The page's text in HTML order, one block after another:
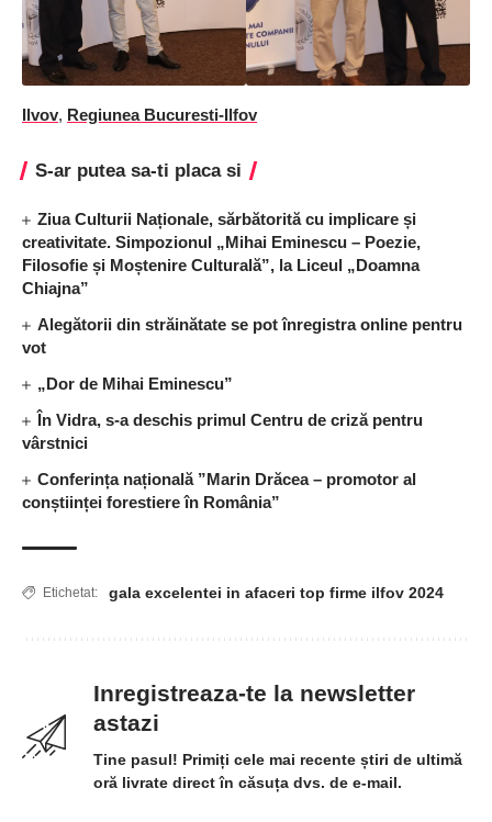
Ilvov, Regiunea Bucuresti-Ilfov
S-ar putea sa-ti placa si
Ziua Culturii Naționale, sărbătorită cu implicare și
creativitate. Simpozionul „Mihai Eminescu – Poezie,
Filosofie și Moștenire Culturală”, la Liceul „Doamna
Chiajna”
Alegătorii din străinătate se pot înregistra online pentru
vot
„Dor de Mihai Eminescu”
În Vidra, s-a deschis primul Centru de criză pentru
vârstnici
Conferința națională ”Marin Drăcea – promotor al
conștiinței forestiere în România”
Etichetat: gala excelentei in afaceri top firme ilfov 2024
Inregistreaza-te la newsletter
astazi
Tine pasul! Primiți cele mai recente știri de ultimă
oră livrate direct în căsuța dvs. de e-mail.